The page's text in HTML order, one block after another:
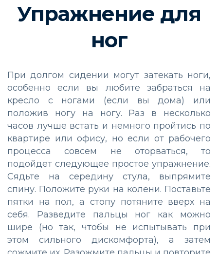
Упражнение для
ног
При долгом сидении могут затекать ноги,
особенно если вы любите забраться на
кресло с ногами (если вы дома) или
положив ногу на ногу. Раз в несколько
часов лучше встать и немного пройтись по
квартире или офису, но если от рабочего
процесса совсем не оторваться, то
подойдет следующее простое упражнение.
Сядьте на середину стула, выпрямите
спину. Положите руки на колени. Поставьте
пятки на пол, а стопу потяните вверх на
себя. Разведите пальцы ног как можно
шире (но так, чтобы не испытывать при
этом сильного дискомфорта), а затем